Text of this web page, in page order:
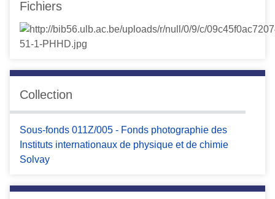
Fichiers
Collection
Sous-fonds 011Z/005 - Fonds photographie des
Instituts internationaux de physique et de chimie
Solvay